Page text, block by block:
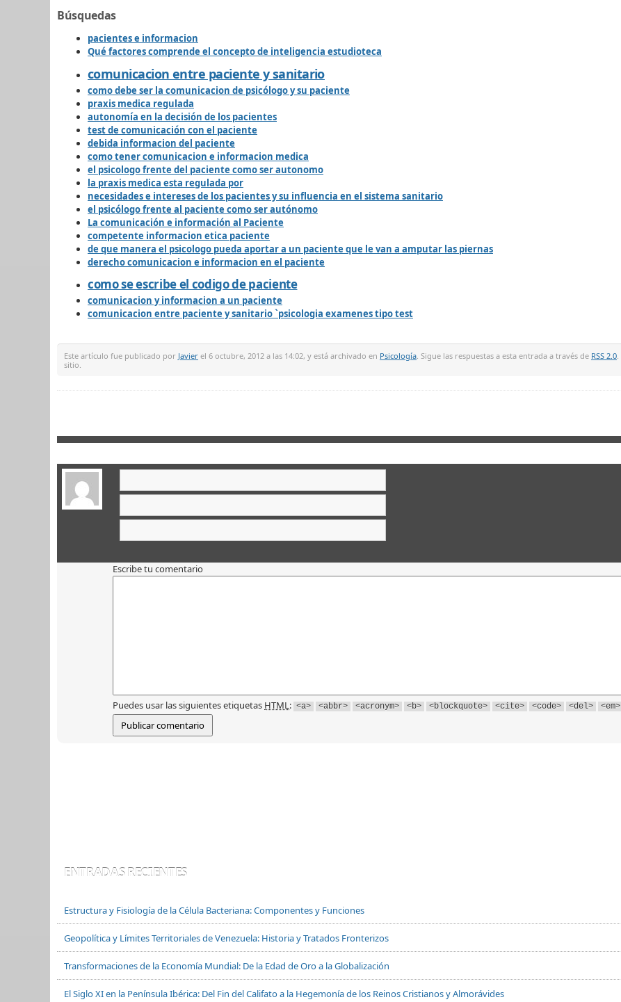
Búsquedas
pacientes e informacion
Qué factores comprende el concepto de inteligencia estudioteca
comunicacion entre paciente y sanitario
como debe ser la comunicacion de psicólogo y su paciente
praxis medica regulada
autonomía en la decisión de los pacientes
test de comunicación con el paciente
debida informacion del paciente
como tener comunicacion e informacion medica
el psicologo frente del paciente como ser autonomo
la praxis medica esta regulada por
necesidades e intereses de los pacientes y su influencia en el sistema sanitario
el psicólogo frente al paciente como ser autónomo
La comunicación e información al Paciente
competente informacion etica paciente
de que manera el psicologo pueda aportar a un paciente que le van a amputar las piernas
derecho comunicacion e informacion en el paciente
como se escribe el codigo de paciente
comunicacion y informacion a un paciente
comunicacion entre paciente y sanitario `psicologia examenes tipo test
Este artículo fue publicado por Javier el 6 octubre, 2012 a las 14:02, y está archivado en Psicología . Sigue las respuestas a esta entrada a través de RSS 2.0
sitio.
Escribe tu comentario
Puedes usar las siguientes etiquetas HTML: <a> <abbr> <acronym> <b> <blockquote> <cite> <code> <del> <em>
ENTRADAS RECIENTES
Estructura y Fisiología de la Célula Bacteriana: Componentes y Funciones
Geopolítica y Límites Territoriales de Venezuela: Historia y Tratados Fronterizos
Transformaciones de la Economía Mundial: De la Edad de Oro a la Globalización
El Siglo XI en la Península Ibérica: Del Fin del Califato a la Hegemonía de los Reinos Cristianos y Almorávides